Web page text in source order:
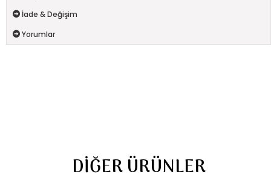
İade & Değişim
Yorumlar
DIĞER ÜRÜNLER